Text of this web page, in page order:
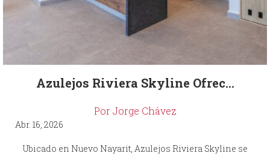
Azulejos Riviera Skyline Ofrec...
Por Jorge Chávez
Abr. 16, 2026
Ubicado en Nuevo Nayarit, Azulejos Riviera Skyline se